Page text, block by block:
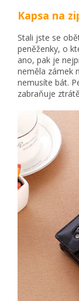
Kapsa na
Stali jste se
peněženky, o
ano, pak je
neměla zámek
nemusíte bát.
zabraňuje